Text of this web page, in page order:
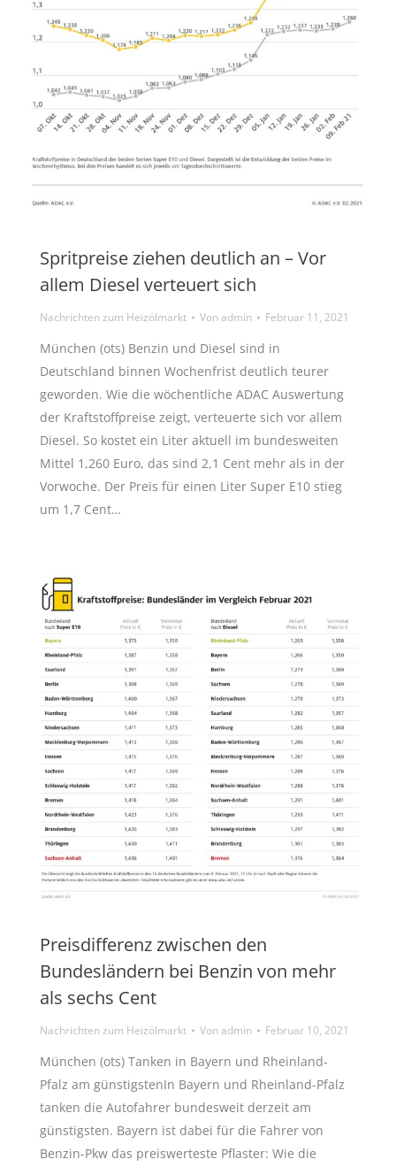
Spritpreise ziehen deutlich an – Vor
allem Diesel verteuert sich
Nachrichten zum Heizölmarkt Vonadmin Februar 11, 2021
München (ots) Benzin und Diesel sind in
Deutschland binnen Wochenfrist deutlich teurer
geworden. Wie die wöchentliche ADAC Auswertung
der Kraftstoffpreise zeigt, verteuerte sich vor allem
Diesel. So kostet ein Liter aktuell im bundesweiten
Mittel 1,260 Euro, das sind 2,1 Cent mehr als in der
Vorwoche. Der Preis für einen Liter Super E10 stieg
um 1,7 Cent…
Preisdifferenz zwischen den
Bundesländern bei Benzin von mehr
als sechs Cent
Nachrichten zum Heizölmarkt Vonadmin Februar 10, 2021
München (ots) Tanken in Bayern und Rheinland-
Pfalz am günstigstenIn Bayern und Rheinland-Pfalz
tanken die Autofahrer bundesweit derzeit am
günstigsten. Bayern ist dabei für die Fahrer von
Benzin-Pkw das preiswerteste Pflaster: Wie die